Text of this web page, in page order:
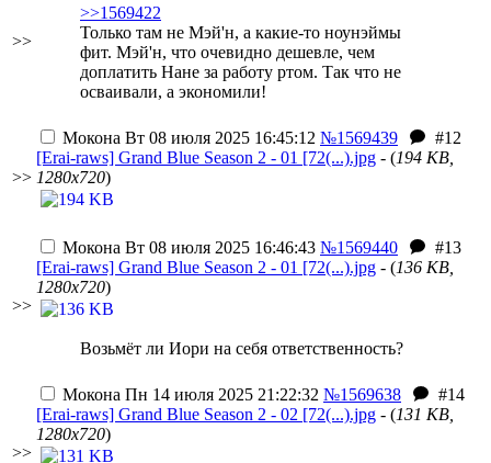
>>
>>1569422
Только там не Мэй'н, а какие-то ноунэймы
фит. Мэй'н, что очевидно дешевле, чем
доплатить Нане за работу ртом. Так что не
осваивали, а экономили!
>>
Мокона Вт 08 июля 2025 16:45:12 №1569439
#12
[Erai-raws] Grand Blue Season 2 - 01 [72(...).jpg - (194 KB,
1280x720)
>>
Мокона Вт 08 июля 2025 16:46:43 №1569440
#13
[Erai-raws] Grand Blue Season 2 - 01 [72(...).jpg - (136 KB,
1280x720)
Возьмёт ли Иори на себя ответственность?
>>
Мокона Пн 14 июля 2025 21:22:32 №1569638
#14
[Erai-raws] Grand Blue Season 2 - 02 [72(...).jpg - (131 KB,
1280x720)